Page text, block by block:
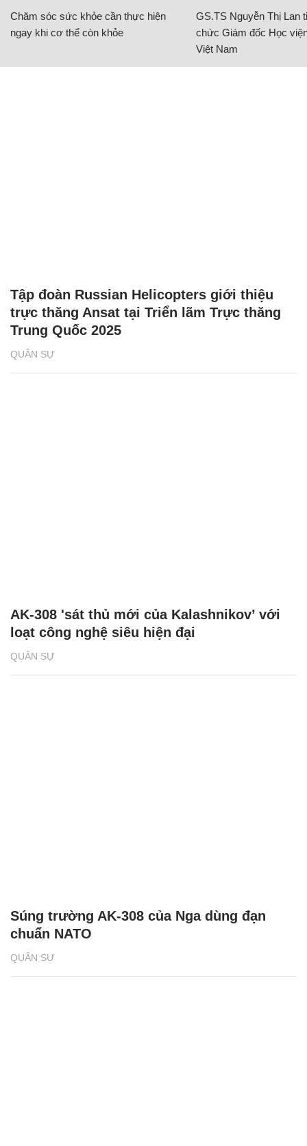
Chăm sóc sức khỏe cần thực hiện
ngay khi cơ thể còn khỏe
GS.TS Nguyễn Thị Lan
chức Giám đốc Học
Việt Nam
QUÂN SỰ
Tập đoàn Russian Helicopters giới thiệu
trực thăng Ansat tại Triển lãm Trực thăng
Trung Quốc 2025
QUÂN SỰ
AK-308 'sát thủ mới của Kalashnikov’ với
loạt công nghệ siêu hiện đại
QUÂN SỰ
Súng trường AK-308 của Nga dùng đạn
chuẩn NATO